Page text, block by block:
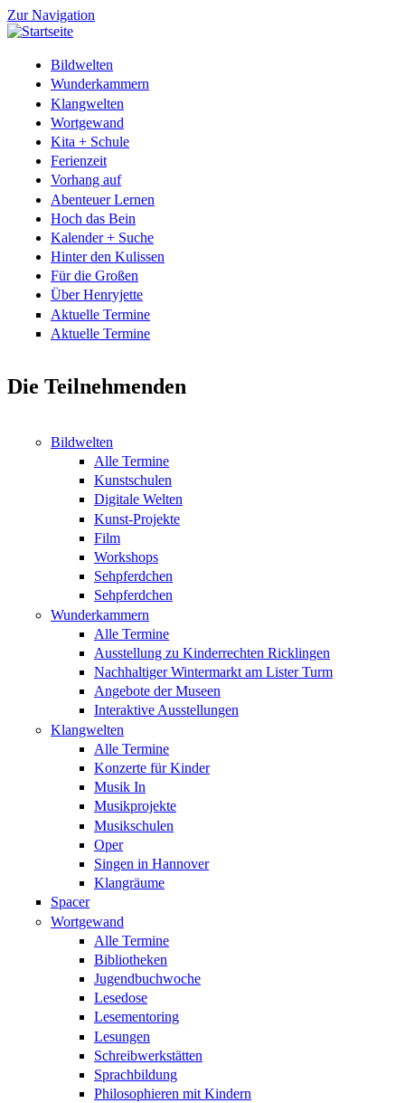
Zur Navigation
Bildwelten
Wunderkammern
Klangwelten
Wortgewand
Kita + Schule
Ferienzeit
Vorhang auf
Abenteuer Lernen
Hoch das Bein
Kalender + Suche
Hinter den Kulissen
Für die Großen
Über Henryjette
Aktuelle Termine
Aktuelle Termine
Die Teilnehmenden
Bildwelten
Alle Termine
Kunstschulen
Digitale Welten
Kunst-Projekte
Film
Workshops
Sehpferdchen
Sehpferdchen
Wunderkammern
Alle Termine
Ausstellung zu Kinderrechten Ricklingen
Nachhaltiger Wintermarkt am Lister Turm
Angebote der Museen
Interaktive Ausstellungen
Klangwelten
Alle Termine
Konzerte für Kinder
Musik In
Musikprojekte
Musikschulen
Oper
Singen in Hannover
Klangräume
Spacer
Wortgewand
Alle Termine
Bibliotheken
Jugendbuchwoche
Lesedose
Lesementoring
Lesungen
Schreibwerkstätten
Sprachbildung
Philosophieren mit Kindern